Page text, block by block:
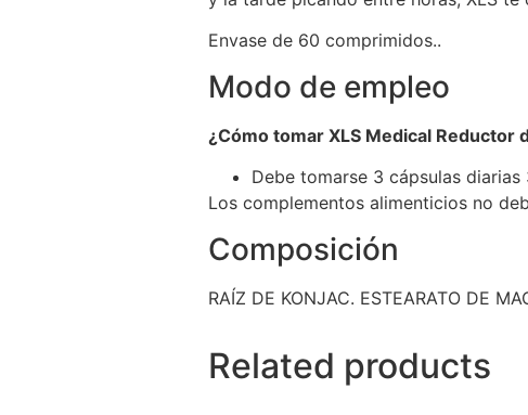
Envase de 60 comprimidos..
Modo de empleo
¿Cómo tomar XLS Medical Reductor
Debe tomarse 3 cápsulas
Los complementos alimenticios no
Composición
RAÍZ DE KONJAC. ESTEARATO DE
Related products